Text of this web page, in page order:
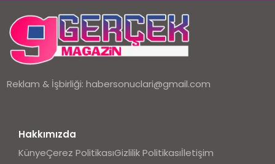
Reklam & İşbirliği:habersonuclari@gmail.com
Hakkımızda
KünyeÇerez PolitikasıGizlilik Politikasıİletişim